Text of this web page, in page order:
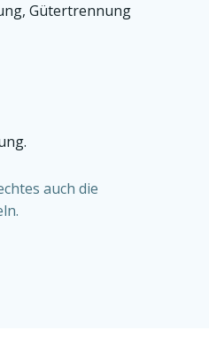
Gütertrennung
auch die